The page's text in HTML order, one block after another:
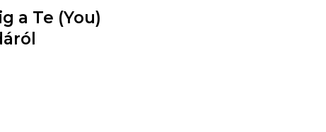
a Te (You)